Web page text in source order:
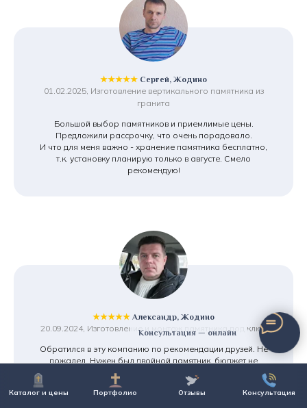
Каталог и цены Портфолио Отзывы Консультация
Консультация — онлайн
★★★★★ Сергей, Жодино
01.02.2025, Изготовление вертикального памятника из
гранита
Большой выбор памятников и приемлимые цены.
Предложили рассрочку, что очень порадовало.
И что для меня важно - хранение памятника бесплатно,
т.к. установку планирую только в августе. Смело
рекомендую!
★★★★★ Александр, Жодино
20.09.2024, Изготовление и монтаж памятника под ключ
Обратился в эту компанию по рекомендации друзей. Не
пожалел. Нужен был двойной памятник, бюджет не
большой. В итоге сделали все как я просил. Спасибо
огромное за ваш не легкий труд.